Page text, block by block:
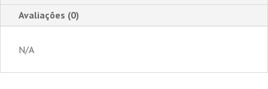
Avaliações (0)
N/A